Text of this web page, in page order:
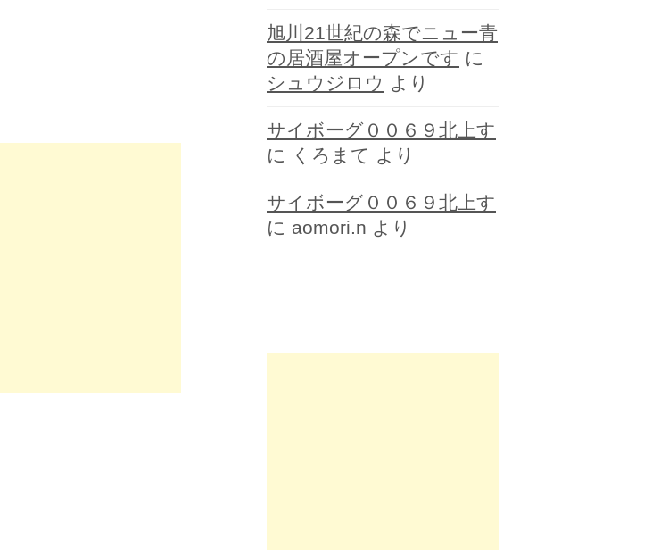
旭川21世紀の森でニュー青
の居酒屋オープンです に
シュウジロウ より
サイボーグ００６９北上す
に
くろまて より
サイボーグ００６９北上す
に aomori.n より